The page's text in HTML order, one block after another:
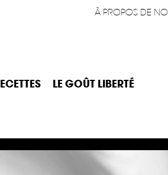
À PROPOS DE
LE GOÛT LIBERTÉ